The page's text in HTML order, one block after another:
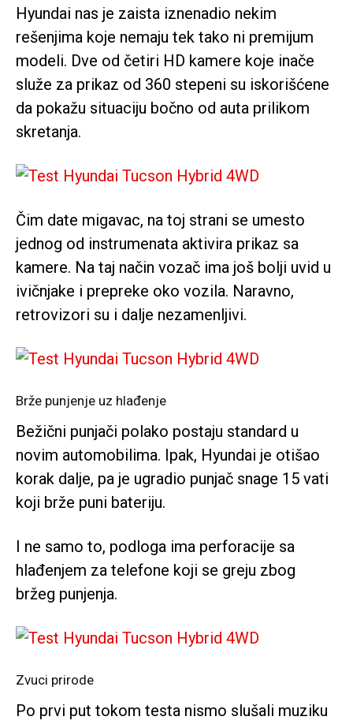
Hyundai nas je zaista iznenadio nekim
rešenjima koje nemaju tek tako ni premijum
modeli. Dve od četiri HD kamere koje inače
služe za prikaz od 360 stepeni su iskorišćene
da pokažu situaciju bočno od auta prilikom
skretanja.
Čim date migavac, na toj strani se umesto
jednog od instrumenata aktivira prikaz sa
kamere. Na taj način vozač ima još bolji uvid u
ivičnjake i prepreke oko vozila. Naravno,
retrovizori su i dalje nezamenljivi.
Brže punjenje uz hlađenje
Bežični punjači polako postaju standard u
novim automobilima. Ipak, Hyundai je otišao
korak dalje, pa je ugradio punjač snage 15 vati
koji brže puni bateriju.
I ne samo to, podloga ima perforacije sa
hlađenjem za telefone koji se greju zbog
bržeg punjenja.
Zvuci prirode
Po prvi put tokom testa nismo slušali muziku